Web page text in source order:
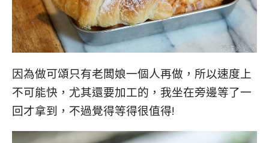
因為做可頌只有老闆娘一個人再做，所以速度上
不可能快，尤其還要加工的，我坐在旁邊等了一
回才拿到，不過覺得等得很值得!